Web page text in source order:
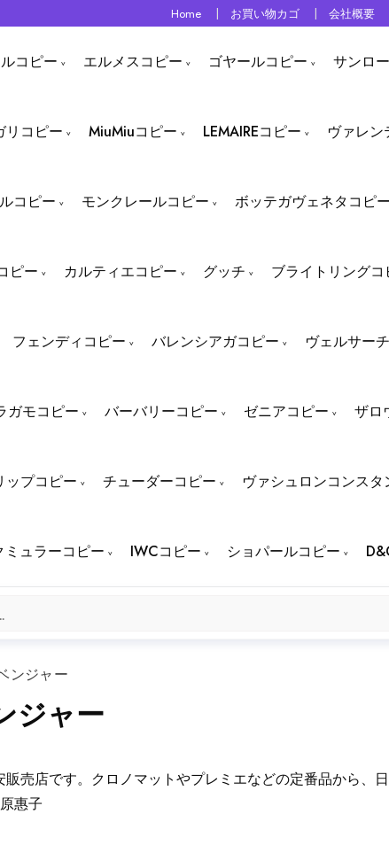
Home お買い物カゴ 会社概要
コピー エルメスコピー ゴヤールコピー サンロ
リコピー MiuMiuコピー LEMAIREコピー ヴァレン
コピー モンクレールコピー ボッテガヴェネタコピー
ピー カルティエコピー グッチ ブライトリングコ
フェンディコピー バレンシアガコピー ヴェルサー
ガモコピー バーバリーコピー ゼニアコピー ザロ
ップコピー チューダーコピー ヴァシュロンコンス
ミュラーコピー IWCコピー ショパールコピー
ンジャー
ジャー
販売店です。クロノマットやプレミエなどの定番品から、
惠子